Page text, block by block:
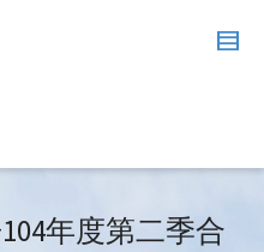
年度第二季合